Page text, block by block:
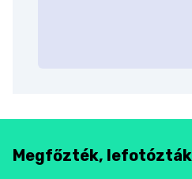
Megfőzték, lefotózták